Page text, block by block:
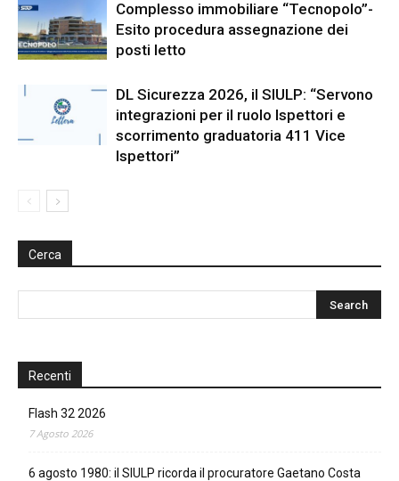
Complesso immobiliare “Tecnopolo”-
Esito procedura assegnazione dei
posti letto
DL Sicurezza 2026, il SIULP: “Servono
integrazioni per il ruolo Ispettori e
scorrimento graduatoria 411 Vice
Ispettori”
Cerca
Recenti
Flash 32 2026
7 Agosto 2026
6 agosto 1980: il SIULP ricorda il procuratore Gaetano Costa